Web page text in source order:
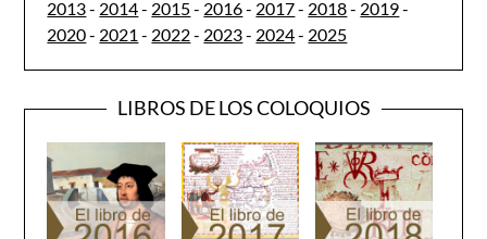
2013- 2014- 2015- 2016- 2017- 2018- 2019-
2020- 2021 - 2022- 2023- 2024- 2025
LIBROS DE LOS COLOQUIOS